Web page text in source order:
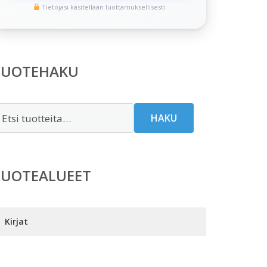
Tietojasi käsitellään luottamuksellisesti
HAKU
Kirjat